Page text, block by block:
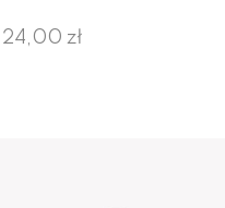
24,00 zł